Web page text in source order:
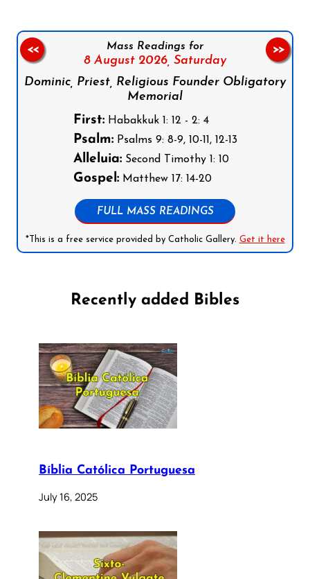
Mass Readings for
8 August 2026, Saturday
Dominic, Priest, Religious Founder Obligatory
Memorial
First:Habakkuk 1: 12 - 2: 4
Psalm:Psalms 9: 8-9, 10-11, 12-13
Alleluia:Second Timothy 1: 10
Gospel:Matthew 17: 14-20
FULL MASS READINGS
*This is a free service provided by Catholic Gallery. Get it here
<< >>
Recently added Bibles
Bíblia Católica Portuguesa
July 16, 2025